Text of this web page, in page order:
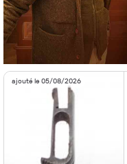
ajouté le 05/08/2026